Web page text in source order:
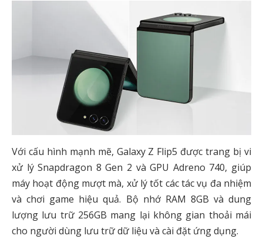
Với cấu hình mạnh mẽ, Galaxy Z Flip5 được trang bị vi
xử lý Snapdragon 8 Gen 2 và GPU Adreno 740, giúp
máy hoạt động mượt mà, xử lý tốt các tác vụ đa nhiệm
và chơi game hiệu quả. Bộ nhớ RAM 8GB và dung
lượng lưu trữ 256GB mang lại không gian thoải mái
cho người dùng lưu trữ dữ liệu và cài đặt ứng dụng.